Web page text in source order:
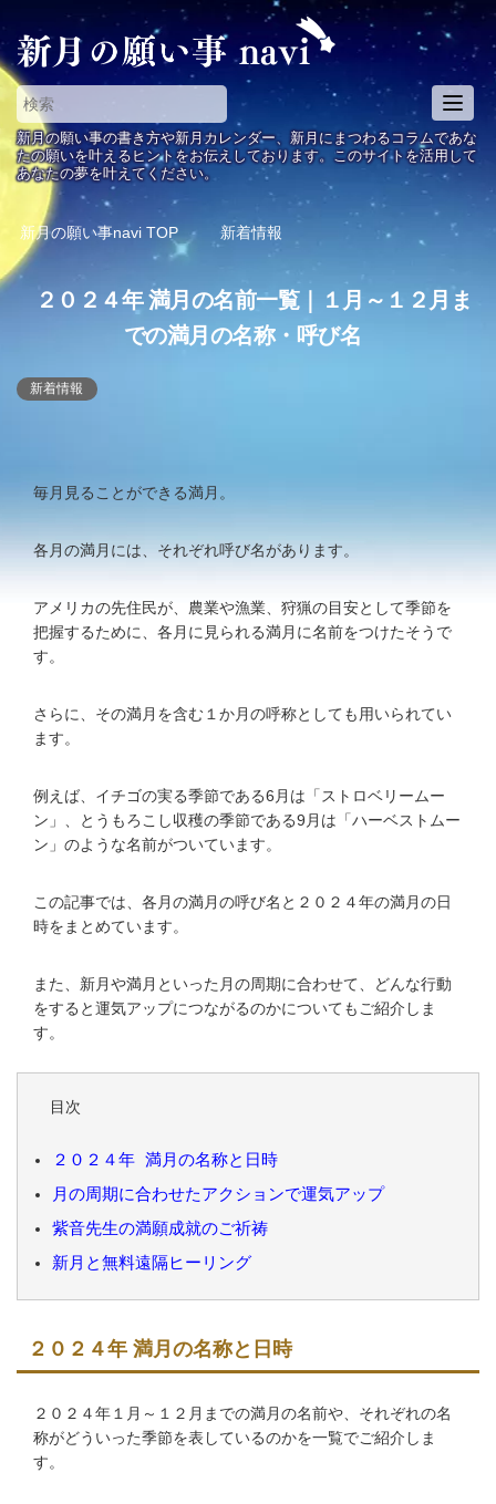
T
o
g
g
e
v
新月の願い事の書き方や新月カレンダー、新月にまつわるコラムであな
たの願いを叶えるヒントをお伝えしております。このサイトを活用して
あなたの夢を叶えてください。
新月の願い事navi TOP 新着情報
２０２４年 満月の名前一覧｜１月～１２月ま
での満月の名称・呼び名
新着情報
毎月見ることができる満月。
各月の満月には、それぞれ呼び名があります。
アメリカの先住民が、農業や漁業、狩猟の目安として季節を
把握するために、各月に見られる満月に名前をつけたそうで
す。
さらに、その満月を含む１か月の呼称としても用いられてい
ます。
例えば、イチゴの実る季節である6月は「ストロベリームー
ン」、とうもろこし収穫の季節である9月は「ハーベストムー
ン」のような名前がついています。
この記事では、各月の満月の呼び名と２０２４年の満月の日
時をまとめています。
また、新月や満月といった月の周期に合わせて、どんな行動
をすると運気アップにつながるのかについてもご紹介しま
す。
目次
２０２４年 満月の名称と日時
月の周期に合わせたアクションで運気アップ
紫音先生の満願成就のご祈祷
新月と無料遠隔ヒーリング
２０２４年 満月の名称と日時
２０２４年１月～１２月までの満月の名前や、それぞれの名
称がどういった季節を表しているのかを一覧でご紹介しま
す。